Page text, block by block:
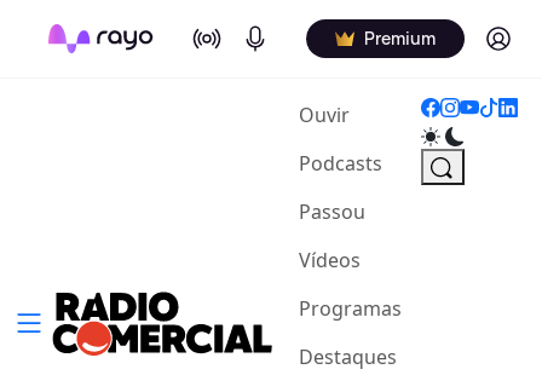
On Air Podcasts Premium Log in
Ouvir(current)
Podcasts
Passou
Vídeos
Programas
Destaques